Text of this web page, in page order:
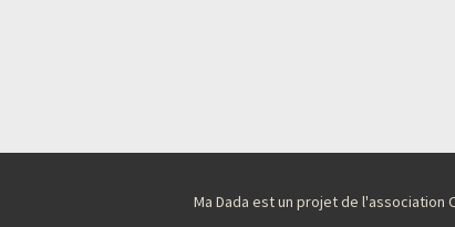
Ma Dada est un projet de l'association